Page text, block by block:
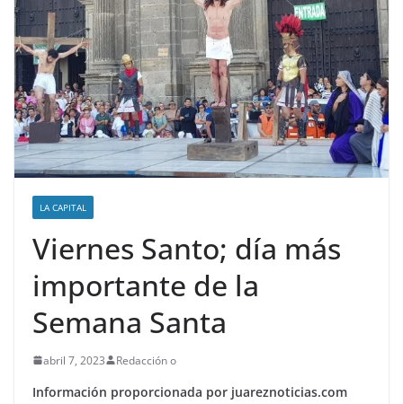
LA CAPITAL
Viernes Santo; día más
importante de la
Semana Santa
abril 7, 2023 Redacción o
Información proporcionada por juareznoticias.com